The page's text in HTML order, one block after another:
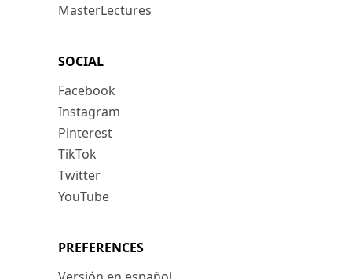
MasterLectures
SOCIAL
Facebook
Instagram
Pinterest
TikTok
Twitter
YouTube
PREFERENCES